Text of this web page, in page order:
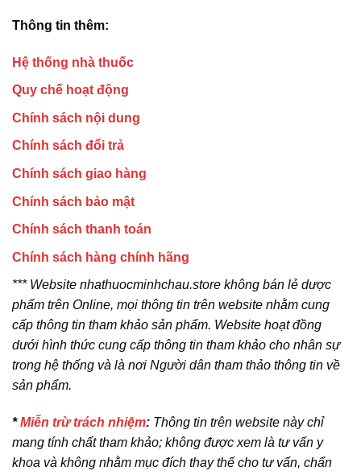
Thông tin thêm:
Hệ thống nhà thuốc
Quy chế hoạt động
Chính sách nội dung
Chính sách đổi trả
Chính sách giao hàng
Chính sách bảo mật
Chính sách thanh toán
Chính sách hàng chính hãng
*** Website nhathuocminhchau.store không bán lẻ dược
phẩm trên Online, mọi thông tin trên website nhằm cung
cấp thông tin tham khảo sản phẩm. Website hoạt đồng
dưới hình thức cung cấp thông tin tham khảo cho nhân sự
trong hệ thống và là nơi Người dân tham thảo thông tin về
sản phẩm.
*Miễn trừ trách nhiệm: Thông tin trên website này chỉ
mang tính chất tham khảo; không được xem là tư vấn y
khoa và không nhằm mục đích thay thế cho tư vấn, chẩn